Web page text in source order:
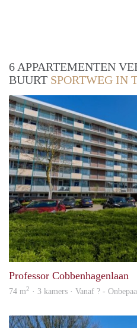
6 APPARTEMENTEN
BUURT SPORTWEG IN
Professor Cobbenhagenlaan
74 m2 · 3 kamers · Vanaf ? -